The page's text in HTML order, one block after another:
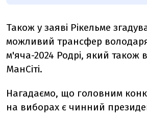
Також у заяві Рікельме
можливий трансфер
м'яча-2024 Родрі, який також
МанСіті.
Нагадаємо, що головним
на виборах є чинний